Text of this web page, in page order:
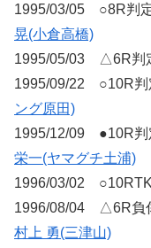
1995/03/05 ○8R判
晃(小倉高橋)
1995/05/03 △6R判
1995/09/22 ○10R
ング原田)
1995/12/09 ●10R判
栄一(ヤマグチ土浦)
1996/03/02
1996/08/04 △6R負
村上 勇(三津山)